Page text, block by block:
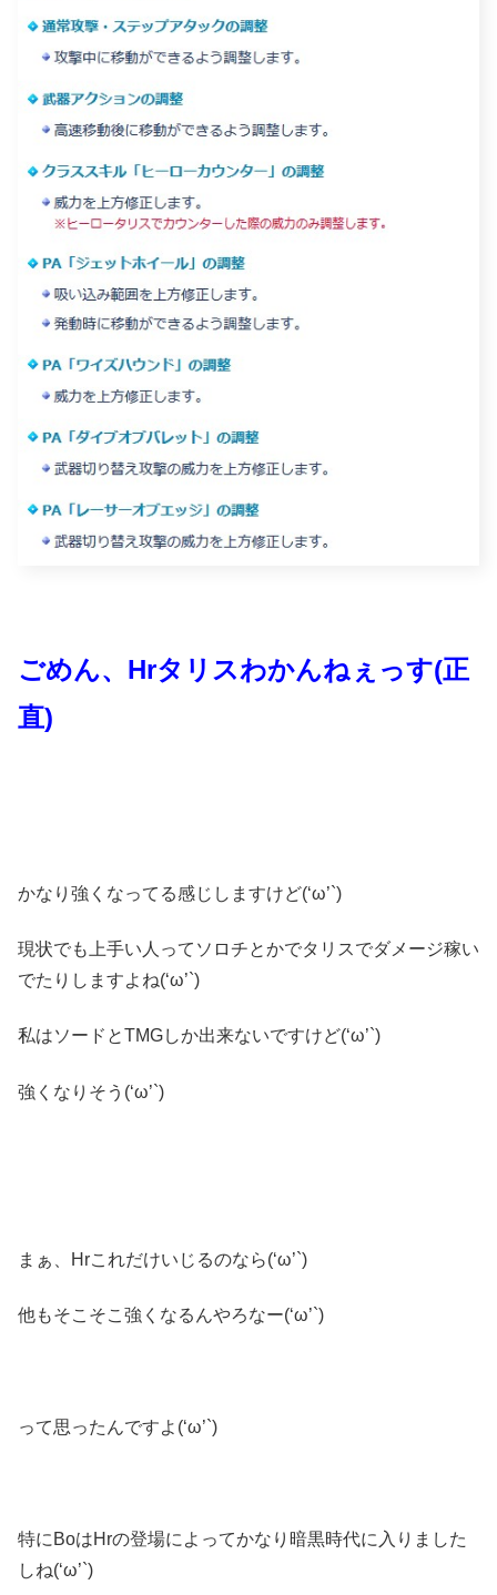
ごめん、Hrタリスわかんねぇっす(正
直)
かなり強くなってる感じしますけど(‘ω’`)
現状でも上手い人ってソロチとかでタリスでダメージ稼い
でたりしますよね(‘ω’`)
私はソードとTMGしか出来ないですけど(‘ω’`)
強くなりそう(‘ω’`)
まぁ、Hrこれだけいじるのなら(‘ω’`)
他もそこそこ強くなるんやろなー(‘ω’`)
って思ったんですよ(‘ω’`)
特にBoはHrの登場によってかなり暗黒時代に入りました
しね(‘ω’`)